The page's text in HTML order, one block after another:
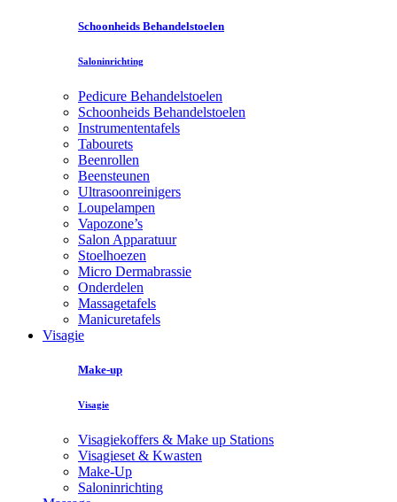
Schoonheids Behandelstoelen
Saloninrichting
Pedicure Behandelstoelen
Schoonheids Behandelstoelen
Instrumententafels
Tabourets
Beenrollen
Beensteunen
Ultrasoonreinigers
Loupelampen
Vapozone’s
Salon Apparatuur
Stoelhoezen
Micro Dermabrassie
Onderdelen
Massagetafels
Manicuretafels
Visagie
Make-up
Visagie
Visagiekoffers & Make up Stations
Visagieset & Kwasten
Make-Up
Saloninrichting